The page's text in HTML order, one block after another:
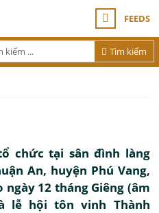
FEEDS
Tìm kiếm
chức tại sân đình làng
An, huyện Phú Vang,
12 tháng Giêng (âm
lễ hội tôn vinh Thành